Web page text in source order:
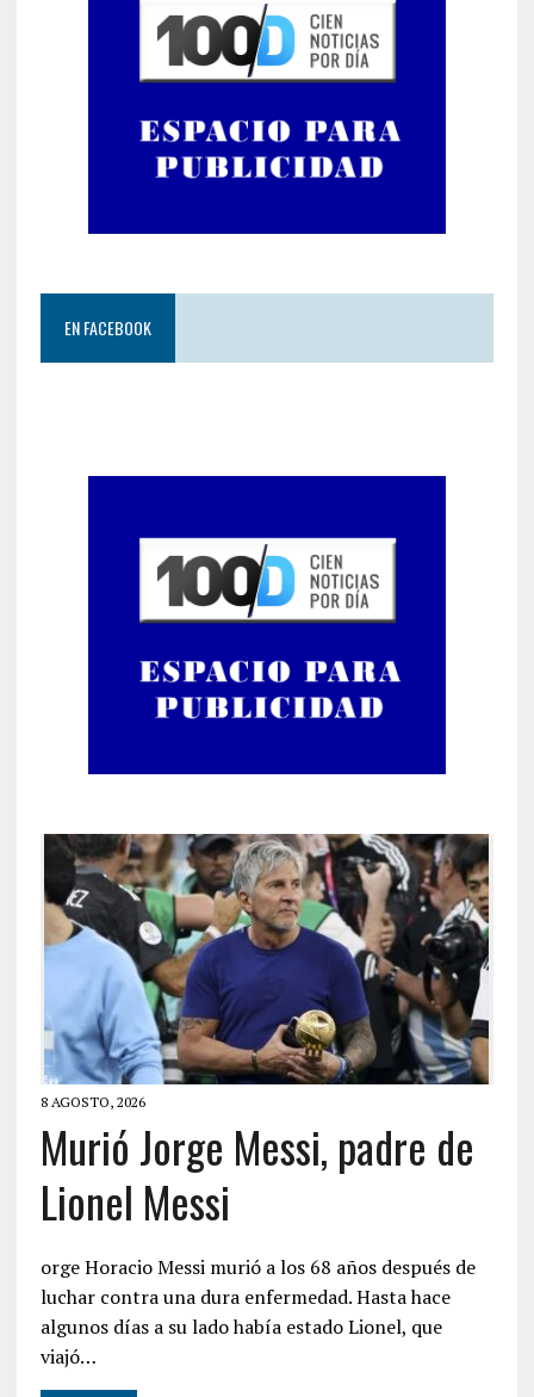
EN FACEBOOK
8 AGOSTO, 2026
Murió Jorge Messi, padre de
Lionel Messi
orge Horacio Messi murió a los 68 años después de
luchar contra una dura enfermedad. Hasta hace
algunos días a su lado había estado Lionel, que
viajó…